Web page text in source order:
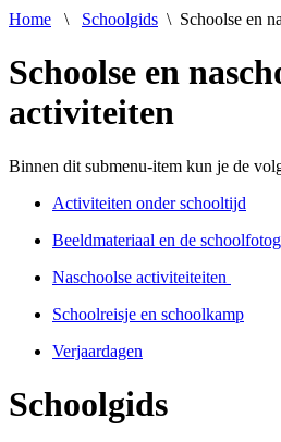
Home
\ Schoolgids \ Schoolse en
Schoolse en
activiteiten
Binnen dit submenu-item kun je de
Activiteiten onder schooltijd
Beeldmateriaal en de
Naschoolse activiteiteiten
Schoolreisje en schoolkamp
Verjaardagen
Schoolgids